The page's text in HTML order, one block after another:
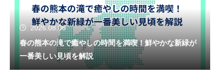
2026.08.06
春の熊本の滝で癒やしの時間を満喫！鮮やかな新緑が
一番美しい見頃を解説